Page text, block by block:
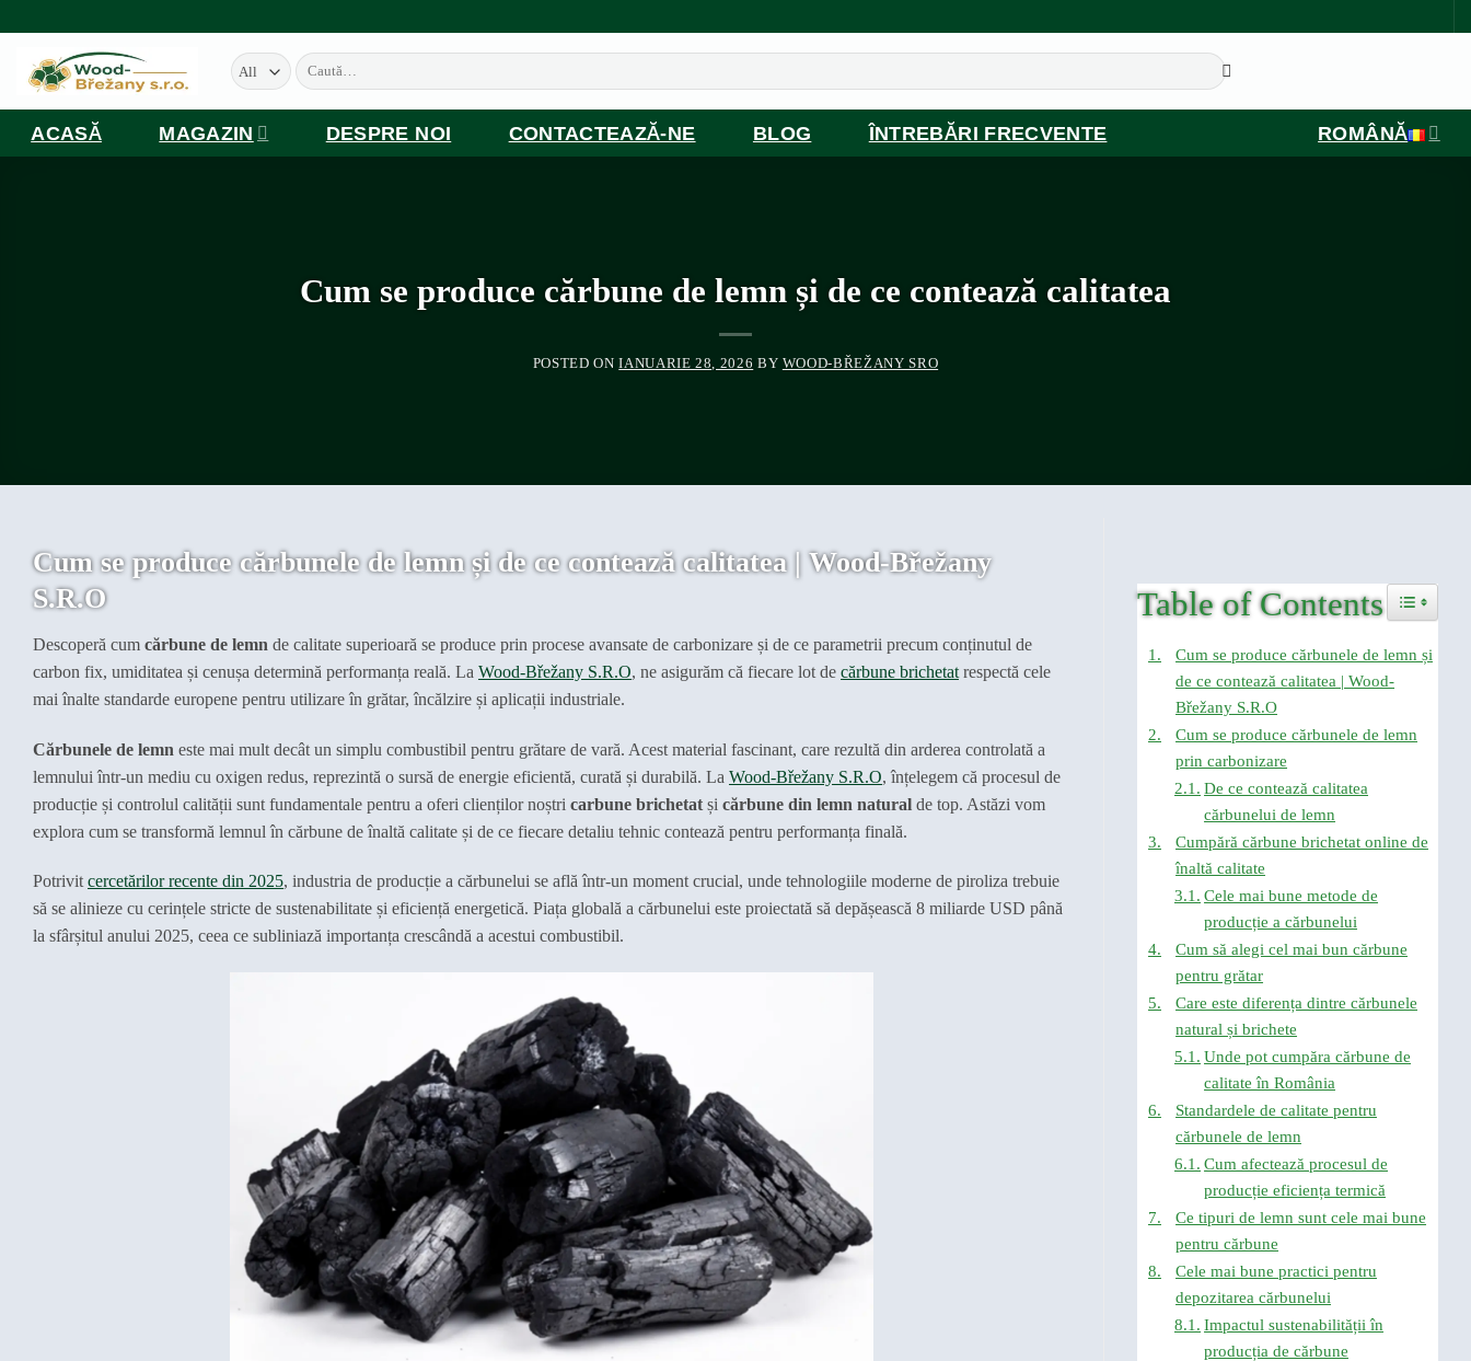
content
Caută
după:
ACASĂ MAGAZIN DESPRE NOI CONTACTEAZĂ-NE BLOG ÎNTREBĂRI FRECVENTE ROMÂNĂ
Cum se produce cărbune de lemn și de ce contează calitatea
POSTED ONIANUARIE 28, 2026 BY WOOD-BŘEŽANY SRO
Cum se produce cărbunele de lemn și de ce contează calitatea | Wood-Břežany
S.R.O
Descoperă cum cărbune de lemn de calitate superioară se produce prin procese avansate de carbonizare și de ce parametrii precum conținutul de
carbon fix, umiditatea și cenușa determină performanța reală. La Wood-Břežany S.R.O, ne asigurăm că fiecare lot de cărbune brichetat respectă cele
mai înalte standarde europene pentru utilizare în grătar, încălzire și aplicații industriale.
Cărbunele de lemn este mai mult decât un simplu combustibil pentru grătare de vară. Acest material fascinant, care rezultă din arderea controlată a
lemnului într-un mediu cu oxigen redus, reprezintă o sursă de energie eficientă, curată și durabilă. La Wood-Břežany S.R.O, înțelegem că procesul de
producție și controlul calității sunt fundamentale pentru a oferi clienților noștri carbune brichetat și cărbune din lemn natural de top. Astăzi vom
explora cum se transformă lemnul în cărbune de înaltă calitate și de ce fiecare detaliu tehnic contează pentru performanța finală.
Potrivit cercetărilor recente din 2025, industria de producție a cărbunelui se află într-un moment crucial, unde tehnologiile moderne de piroliza trebuie
să se alinieze cu cerințele stricte de sustenabilitate și eficiență energetică. Piața globală a cărbunelui este proiectată să depășească 8 miliarde USD până
la sfârșitul anului 2025, ceea ce subliniază importanța crescândă a acestui combustibil.
Table of Contents Toggle
Cum se produce cărbunele de lemn și
de ce contează calitatea | Wood-
Břežany S.R.O
Cum se produce cărbunele de lemn
prin carbonizare
De ce contează calitatea
cărbunelui de lemn
Cumpără cărbune brichetat online de
înaltă calitate
Cele mai bune metode de
producție a cărbunelui
Cum să alegi cel mai bun cărbune
pentru grătar
Care este diferența dintre cărbunele
natural și brichete
Unde pot cumpăra cărbune de
calitate în România
Standardele de calitate pentru
cărbunele de lemn
Cum afectează procesul de
producție eficiența termică
Ce tipuri de lemn sunt cele mai bune
pentru cărbune
Cele mai bune practici pentru
depozitarea cărbunelui
Impactul sustenabilității în
producția de cărbune